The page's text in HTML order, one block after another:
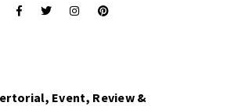
Event, Review &